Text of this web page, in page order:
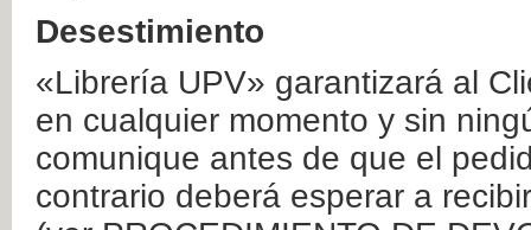
Desestimiento
«Librería UPV» garantizará al
en cualquier momento y sin
comunique antes de que el
contrario deberá esperar a